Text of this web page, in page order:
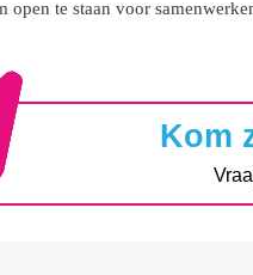
te staan voor
Kom